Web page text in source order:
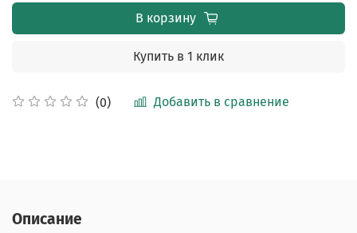
(0) Добавить в сравнение
В корзину
Купить в 1 клик
Описание